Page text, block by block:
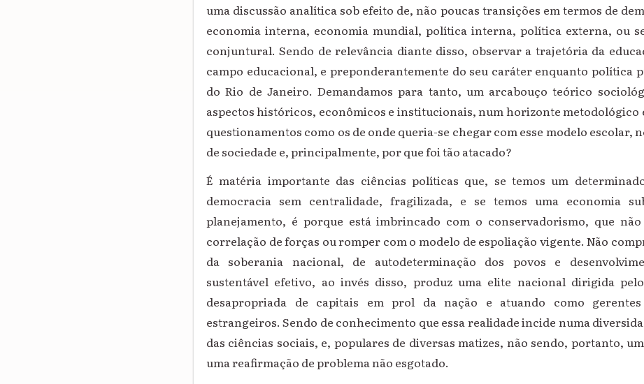
uma discussão analítica sob efeito de, não poucas transições em termos de
economia interna, economia mundial, política interna, política externa, ou
conjuntural. Sendo de relevância diante disso, observar a trajetória da
campo educacional, e preponderantemente do seu caráter enquanto política
do Rio de Janeiro. Demandamos para tanto, um arcabouço teórico
aspectos históricos, econômicos e institucionais, num horizonte metodológico
questionamentos como os de onde queria-se chegar com esse modelo escolar,
de sociedade e, principalmente, por que foi tão atacado?
É matéria importante das ciências políticas que, se temos um
democracia sem centralidade, fragilizada, e se temos uma economia
planejamento, é porque está imbrincado com o conservadorismo, que
correlação de forças ou romper com o modelo de espoliação vigente. Não
da soberania nacional, de autodeterminação dos povos e
sustentável efetivo, ao invés disso, produz uma elite nacional dirigida
desapropriada de capitais em prol da nação e atuando como
estrangeiros. Sendo de conhecimento que essa realidade incide numa
das ciências sociais, e, populares de diversas matizes, não sendo, portanto,
uma reafirmação de problema não esgotado.